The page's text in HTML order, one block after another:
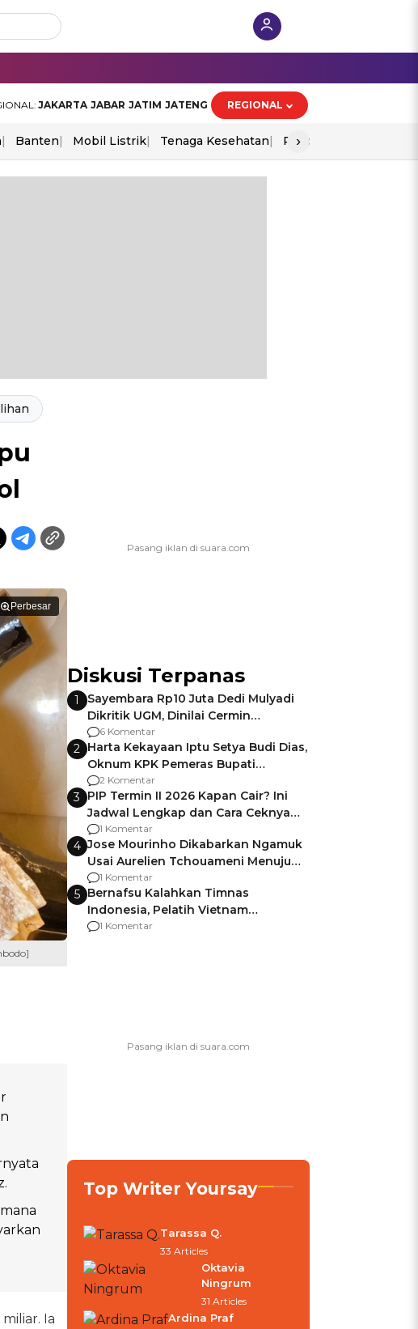
JAKARTA JABAR JATIM JATENG REGIONAL
Banten Mobil Listrik Tenaga Kesehatan Piala Aff 2026
›
Perbesar
Ia
Diskusi Terpanas
1
Sayembara Rp10 Juta Dedi Mulyadi
Dikritik UGM, Dinilai Cermin
Gagalnya Negara Jamin Keamanan
6 Komentar
2 Harta Kekayaan Iptu Setya Budi Dias,
Oknum KPK Pemeras Bupati
Pemalang
2 Komentar
3 PIP Termin II 2026 Kapan Cair? Ini
Jadwal Lengkap dan Cara Ceknya
agar Dana Tidak Hangus!
1 Komentar
4 Jose Mourinho Dikabarkan Ngamuk
Usai Aurelien Tchouameni Menuju
Manchester United
1 Komentar
5 Bernafsu Kalahkan Timnas
Indonesia, Pelatih Vietnam
Berencana Pakai Jimat di Pakansari
1 Komentar
Top Writer Yoursay
Tarassa Q.
33 Articles
Oktavia
Ningrum
31 Articles
Ardina Praf